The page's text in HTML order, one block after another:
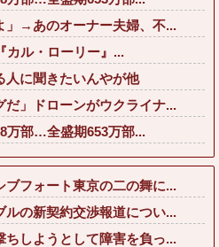
」→あのオーナー夫婦、不...
カル・ローリー』...
人に聞きたいんやが他
だ」ドローンがウクライナ...
万部…全盛期653万部...
ブフォート東京の二の舞に...
ルの新契約交渉報道につい...
ちしようとして障害を負っ...